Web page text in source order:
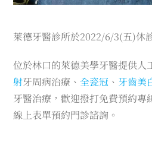
萊德牙醫診所於2022/6/3(五)休
位於林口的萊德美學牙醫提供人
射牙周病治療、全瓷冠 、 牙齒美
牙醫治療，歡迎撥打免費預約專
線上表單預約門診諮詢。